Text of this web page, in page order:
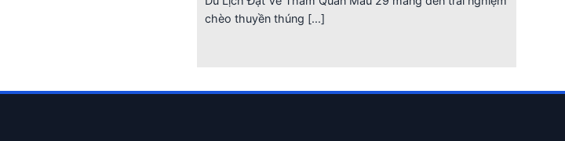
chèo thuyền thúng [...]